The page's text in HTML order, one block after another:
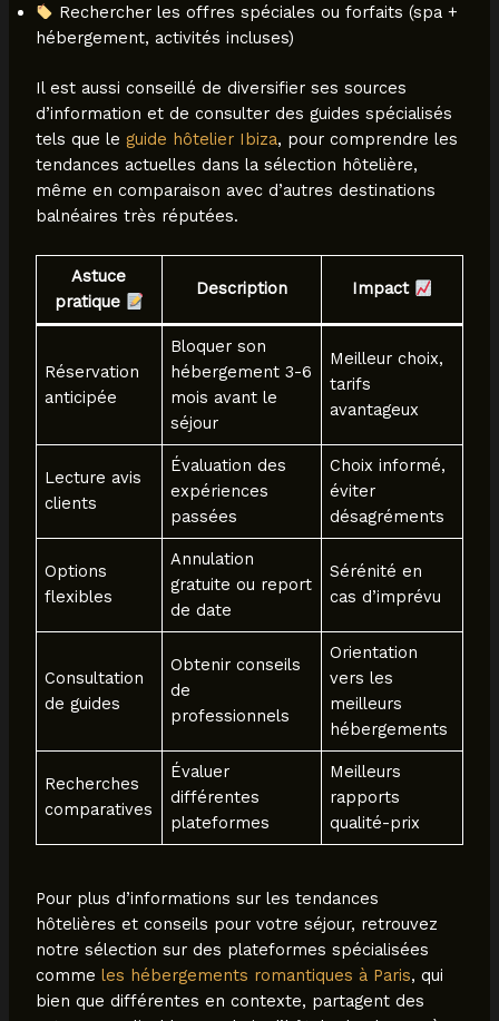
Rechercher les offres spéciales ou forfaits (spa +
hébergement, activités incluses)
Il est aussi conseillé de diversifier ses sources
d’information et de consulter des guides spécialisés
tels que le guide hôtelier Ibiza, pour comprendre les
tendances actuelles dans la sélection hôtelière,
même en comparaison avec d’autres destinations
balnéaires très réputées.
Astuce
pratique
Description Impact
Réservation
anticipée
Bloquer son
hébergement 3-6
mois avant le
séjour
Meilleur choix,
tarifs
avantageux
Lecture avis
clients
Évaluation des
expériences
passées
Choix informé,
éviter
désagréments
Options
flexibles
Annulation
gratuite ou report
de date
Sérénité en
cas d’imprévu
Consultation
de guides
Obtenir conseils
de
professionnels
Orientation
vers les
meilleurs
hébergements
Recherches
comparatives
Évaluer
différentes
plateformes
Meilleurs
rapports
qualité-prix
Pour plus d’informations sur les tendances
hôtelières et conseils pour votre séjour, retrouvez
notre sélection sur des plateformes spécialisées
comme les hébergements romantiques à Paris, qui
bien que différentes en contexte, partagent des